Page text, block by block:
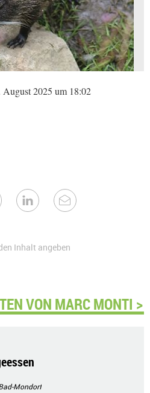
2025 um 18:02
Inhalt angeben
VON MARC MONTI >
Mondorf